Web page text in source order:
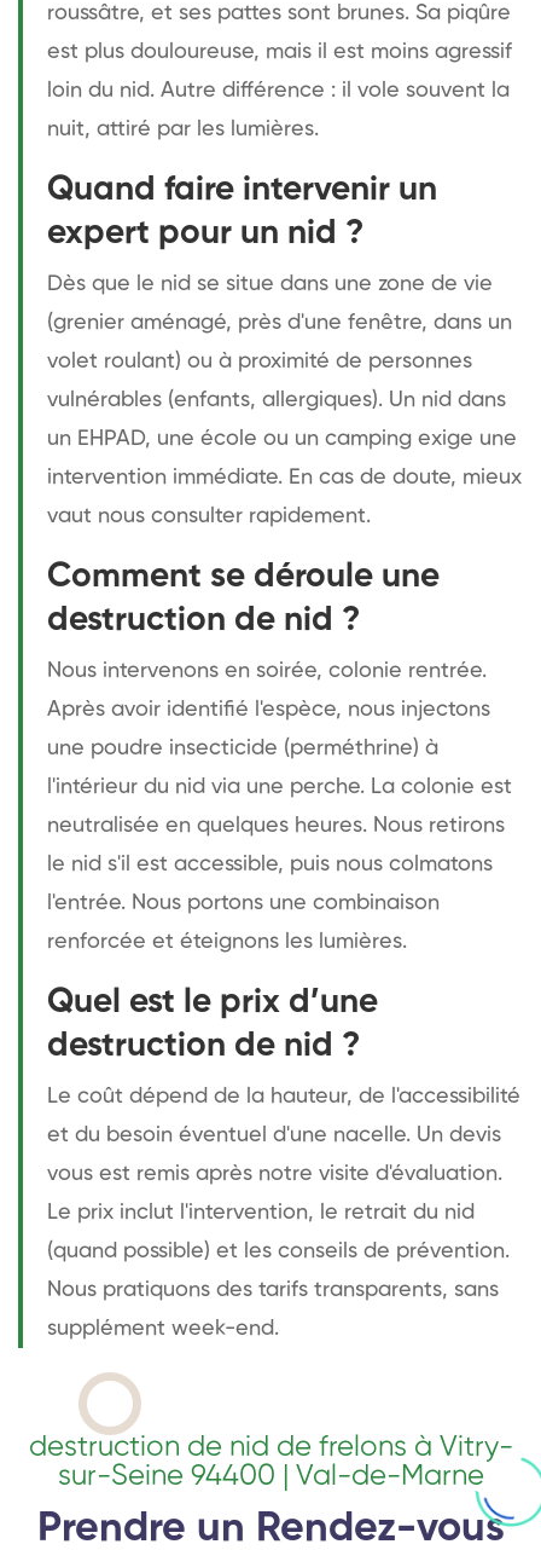
roussâtre, et ses pattes sont brunes. Sa piqûre
est plus douloureuse, mais il est moins agressif
loin du nid. Autre différence : il vole souvent la
nuit, attiré par les lumières.
Quand faire intervenir un
expert pour un nid ?
Dès que le nid se situe dans une zone de vie
(grenier aménagé, près d'une fenêtre, dans un
volet roulant) ou à proximité de personnes
vulnérables (enfants, allergiques). Un nid dans
un EHPAD, une école ou un camping exige une
intervention immédiate. En cas de doute, mieux
vaut nous consulter rapidement.
Comment se déroule une
destruction de nid ?
Nous intervenons en soirée, colonie rentrée.
Après avoir identifié l'espèce, nous injectons
une poudre insecticide (perméthrine) à
l'intérieur du nid via une perche. La colonie est
neutralisée en quelques heures. Nous retirons
le nid s'il est accessible, puis nous colmatons
l'entrée. Nous portons une combinaison
renforcée et éteignons les lumières.
Quel est le prix d’une
destruction de nid ?
Le coût dépend de la hauteur, de l'accessibilité
et du besoin éventuel d'une nacelle. Un devis
vous est remis après notre visite d'évaluation.
Le prix inclut l'intervention, le retrait du nid
(quand possible) et les conseils de prévention.
Nous pratiquons des tarifs transparents, sans
supplément week-end.
destruction de nid de frelons à Vitry-
sur-Seine 94400 | Val-de-Marne
Prendre un Rendez-vous